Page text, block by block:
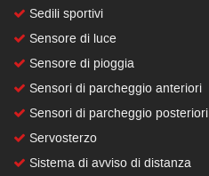
Sedili sportivi
Sensore di luce
Sensore di pioggia
Sensori di parcheggio anteriori
Sensori di parcheggio posteriori
Servosterzo
Sistema di avviso di distanza